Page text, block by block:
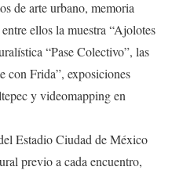
de arte urbano, memoria
ellos la muestra “Ajolotes
“Pase Colectivo”, las
con Frida”, exposiciones
y videomapping en
Estadio Ciudad de México
previo a cada encuentro,